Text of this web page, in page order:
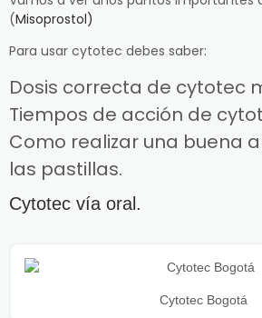
(Misoprostol)
Para usar cytotec debes saber:
Dosis correcta de cytotec
Tiempos de acción de
Como realizar una buena
las pastillas.
Cytotec vía oral.
Cytotec Bogotá